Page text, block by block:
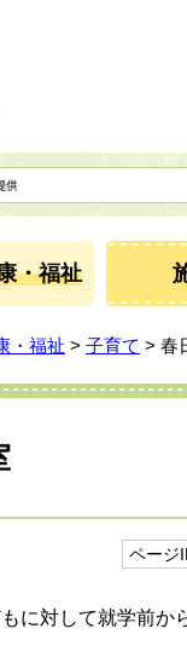
・福祉
・福祉 > 子育て > 春
ページ
に対して就学前か